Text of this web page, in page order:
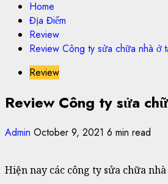
Home
Địa Điểm
Review
Review Công ty sửa chữa nhà ở
Review
Review Công ty sửa
Admin October 9, 2021 6 min read
Hiện nay các công ty sửa chữa